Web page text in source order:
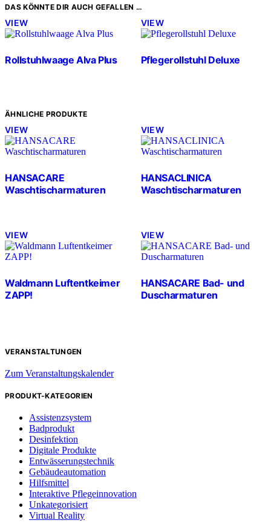
DAS KÖNNTE DIR AUCH GEFALLEN …
VIEW
Rollstuhlwaage Alva Plus
VIEW
Pflegerollstuhl Deluxe
ÄHNLICHE PRODUKTE
VIEW
HANSACARE
Waschtischarmaturen
VIEW
HANSACLINICA
Waschtischarmaturen
VIEW
Waldmann Luftentkeimer
ZAPP!
VIEW
HANSACARE Bad- und
Duscharmaturen
VERANSTALTUNGEN
Zum Veranstaltungskalender
PRODUKT-KATEGORIEN
Assistenzsystem
Badprodukt
Desinfektion
Digitale Produkte
Entwässerungstechnik
Gebäudeautomation
Hilfsmittel
Interaktive Pflegeinnovation
Unkategorisiert
Virtual Reality